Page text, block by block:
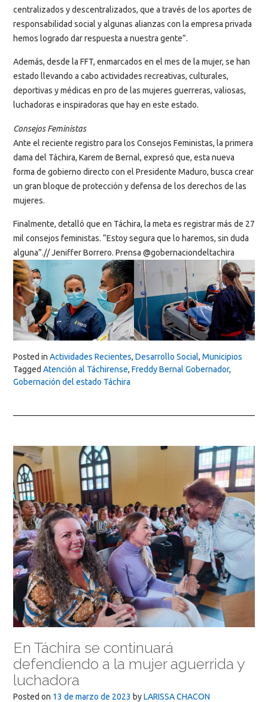
centralizados y descentralizados, que a través de los aportes de
responsabilidad social y algunas alianzas con la empresa privada
hemos logrado dar respuesta a nuestra gente”.
Además, desde la FFT, enmarcados en el mes de la mujer, se han
estado llevando a cabo actividades recreativas, culturales,
deportivas y médicas en pro de las mujeres guerreras, valiosas,
luchadoras e inspiradoras que hay en este estado.
Consejos Feministas
Ante el reciente registro para los Consejos Feministas, la primera
dama del Táchira, Karem de Bernal, expresó que, esta nueva
forma de gobierno directo con el Presidente Maduro, busca crear
un gran bloque de protección y defensa de los derechos de las
mujeres.
Finalmente, detalló que en Táchira, la meta es registrar más de 27
mil consejos feministas. “Estoy segura que lo haremos, sin duda
alguna”.// Jeniffer Borrero. Prensa @gobernaciondeltachira
Posted in Actividades Recientes, Desarrollo Social, Municipios
Tagged Atención al Táchirense, Freddy Bernal Gobernador,
Gobernación del estado Táchira
En Táchira se continuará
defendiendo a la mujer aguerrida y
luchadora
Posted on 13 de marzo de 2023 byLARISSA CHACON